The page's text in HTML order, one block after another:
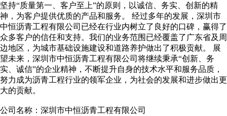
坚持“质量第一、客户至上”的原则，以诚信、务实、创新的精
神，为客户提供优质的产品和服务。 经过多年的发展，深圳市
中恒沥青工程有限公司已经在行业内树立了良好的口碑，赢得了
众多客户的信任和支持。我们的业务范围已经覆盖了广东省及周
边地区，为城市基础设施建设和道路养护做出了积极贡献。 展
望未来，深圳市中恒沥青工程有限公司将继续秉承“创新、务
实、诚信”的企业精神，不断提升自身的技术水平和服务品质，
努力成为沥青工程行业的领军企业，为社会的发展和进步做出更
大的贡献。
公司名称：深圳市中恒沥青工程有限公司